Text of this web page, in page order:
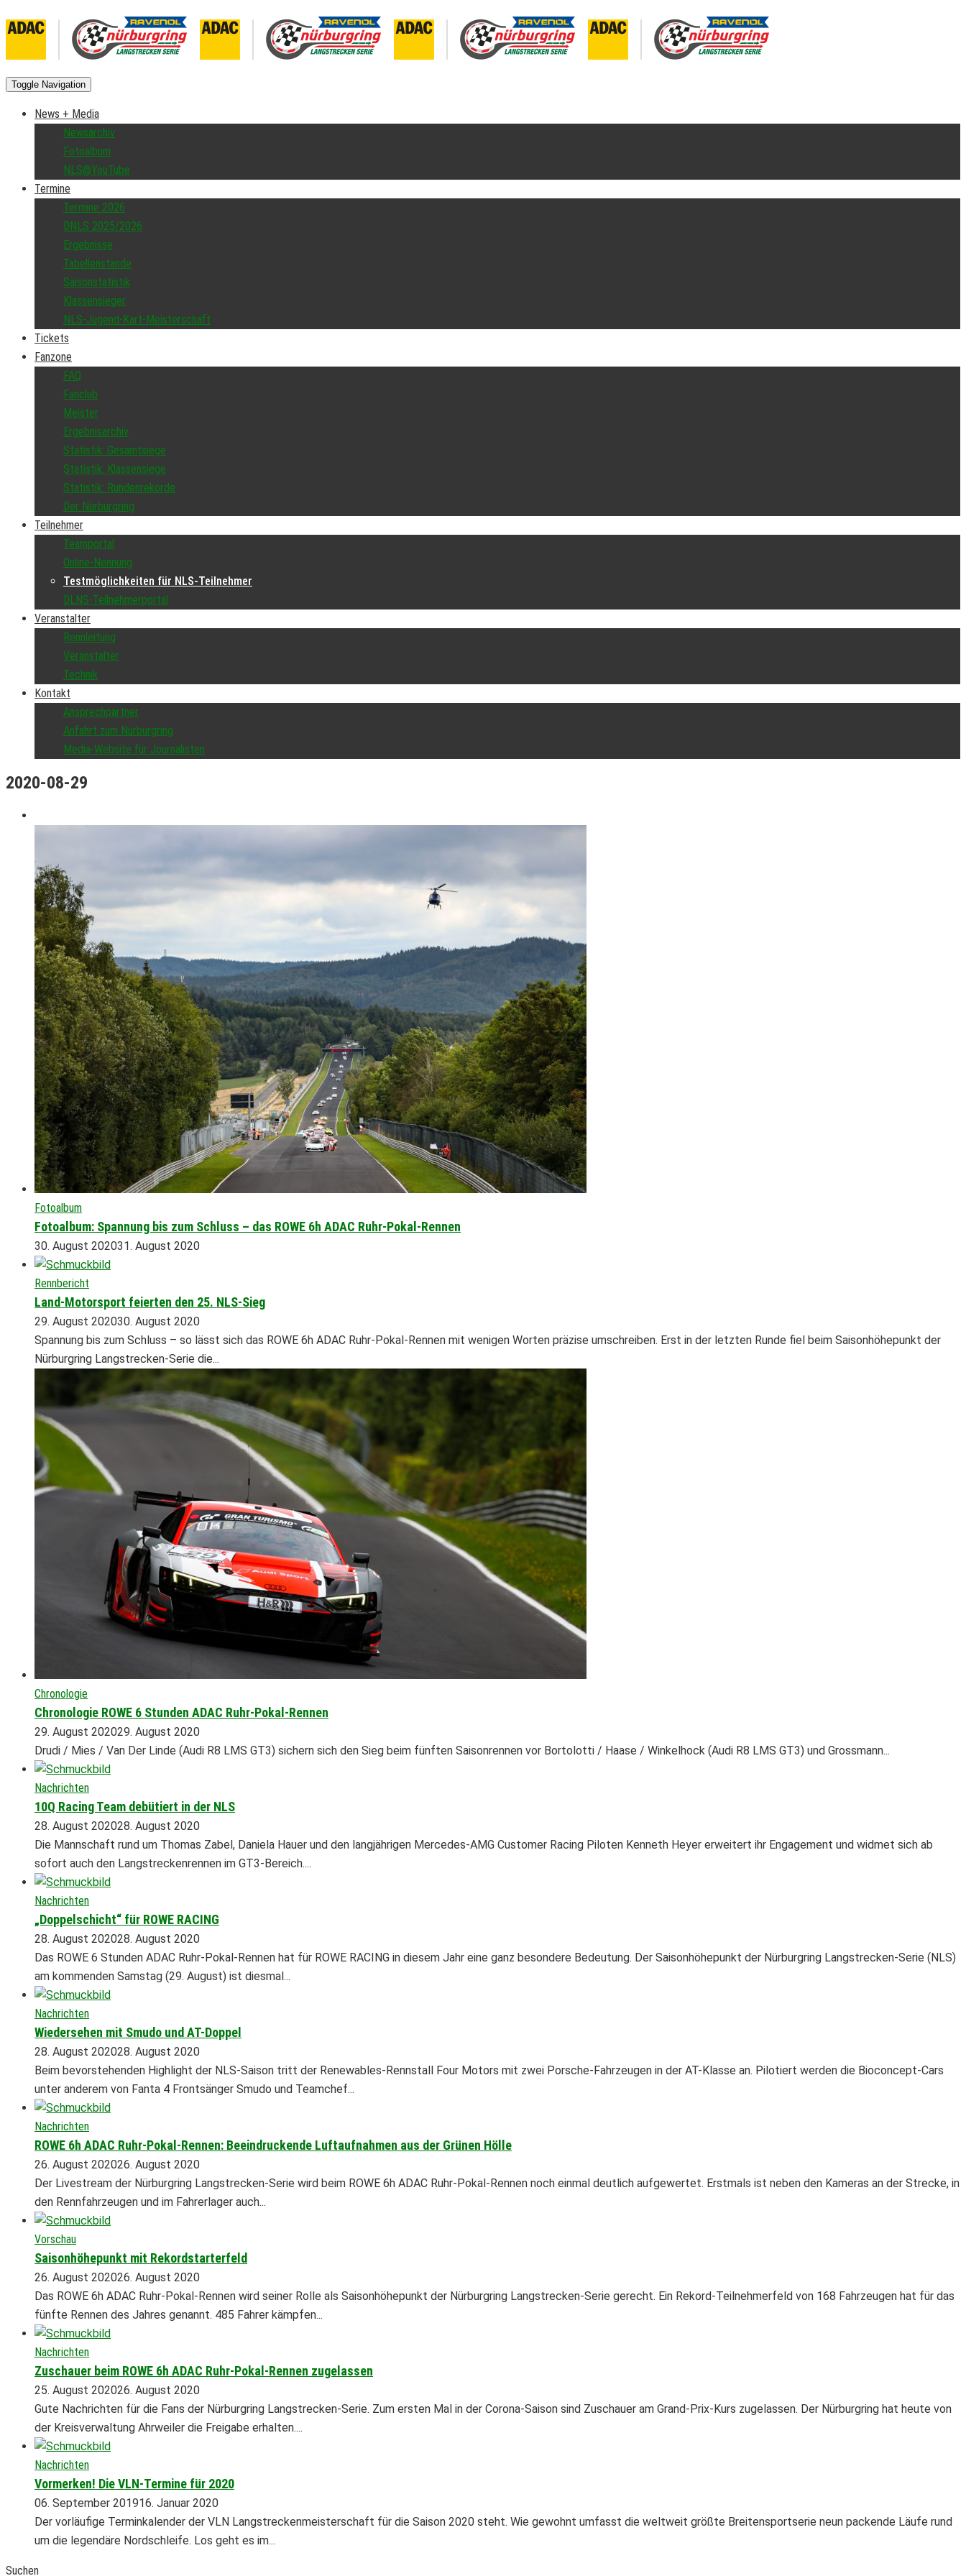
Toggle Navigation
News + Media
Newsarchiv
Fotoalbum
NLS@YouTube
Termine
Termine 2026
DNLS 2025/2026
Ergebnisse
Tabellenstände
Saisonstatistik
Klassensieger
NLS-Jugend-Kart-Meisterschaft
Tickets
Fanzone
FAQ
Fanclub
Meister
Ergebnisarchiv
Statistik: Gesamtsiege
Statistik: Klassensiege
Statistik: Rundenrekorde
Der Nürburgring
Teilnehmer
Teamportal
Online-Nennung
Testmöglichkeiten für NLS-Teilnehmer
DLNS-Teilnehmerportal
Veranstalter
Rennleitung
Veranstalter
Technik
Kontakt
Ansprechpartner
Anfahrt zum Nürburgring
Media-Website für Journalisten
2020-08-29
Fotoalbum
Fotoalbum: Spannung bis zum Schluss – das ROWE 6h ADAC Ruhr-Pokal-Rennen
30. August 202031. August 2020
Rennbericht
Land-Motorsport feierten den 25. NLS-Sieg
29. August 202030. August 2020
Spannung bis zum Schluss – so lässt sich das ROWE 6h ADAC Ruhr-Pokal-Rennen mit wenigen Worten präzise umschreiben. Erst in der letzten Runde fiel beim Saisonhöhepunkt der
Nürburgring Langstrecken-Serie die...
Chronologie
Chronologie ROWE 6 Stunden ADAC Ruhr-Pokal-Rennen
29. August 202029. August 2020
Drudi / Mies / Van Der Linde (Audi R8 LMS GT3) sichern sich den Sieg beim fünften Saisonrennen vor Bortolotti / Haase / Winkelhock (Audi R8 LMS GT3) und Grossmann...
Nachrichten
10Q Racing Team debütiert in der NLS
28. August 202028. August 2020
Die Mannschaft rund um Thomas Zabel, Daniela Hauer und den langjährigen Mercedes-AMG Customer Racing Piloten Kenneth Heyer erweitert ihr Engagement und widmet sich ab
sofort auch den Langstreckenrennen im GT3-Bereich....
Nachrichten
„Doppelschicht“ für ROWE RACING
28. August 202028. August 2020
Das ROWE 6 Stunden ADAC Ruhr-Pokal-Rennen hat für ROWE RACING in diesem Jahr eine ganz besondere Bedeutung. Der Saisonhöhepunkt der Nürburgring Langstrecken-Serie (NLS)
am kommenden Samstag (29. August) ist diesmal...
Nachrichten
Wiedersehen mit Smudo und AT-Doppel
28. August 202028. August 2020
Beim bevorstehenden Highlight der NLS-Saison tritt der Renewables-Rennstall Four Motors mit zwei Porsche-Fahrzeugen in der AT-Klasse an. Pilotiert werden die Bioconcept-Cars
unter anderem von Fanta 4 Frontsänger Smudo und Teamchef...
Nachrichten
ROWE 6h ADAC Ruhr-Pokal-Rennen: Beeindruckende Luftaufnahmen aus der Grünen Hölle
26. August 202026. August 2020
Der Livestream der Nürburgring Langstrecken-Serie wird beim ROWE 6h ADAC Ruhr-Pokal-Rennen noch einmal deutlich aufgewertet. Erstmals ist neben den Kameras an der Strecke, in
den Rennfahrzeugen und im Fahrerlager auch...
Vorschau
Saisonhöhepunkt mit Rekordstarterfeld
26. August 202026. August 2020
Das ROWE 6h ADAC Ruhr-Pokal-Rennen wird seiner Rolle als Saisonhöhepunkt der Nürburgring Langstrecken-Serie gerecht. Ein Rekord-Teilnehmerfeld von 168 Fahrzeugen hat für das
fünfte Rennen des Jahres genannt. 485 Fahrer kämpfen...
Nachrichten
Zuschauer beim ROWE 6h ADAC Ruhr-Pokal-Rennen zugelassen
25. August 202026. August 2020
Gute Nachrichten für die Fans der Nürburgring Langstrecken-Serie. Zum ersten Mal in der Corona-Saison sind Zuschauer am Grand-Prix-Kurs zugelassen. Der Nürburgring hat heute von
der Kreisverwaltung Ahrweiler die Freigabe erhalten....
Nachrichten
Vormerken! Die VLN-Termine für 2020
06. September 201916. Januar 2020
Der vorläufige Terminkalender der VLN Langstreckenmeisterschaft für die Saison 2020 steht. Wie gewohnt umfasst die weltweit größte Breitensportserie neun packende Läufe rund
um die legendäre Nordschleife. Los geht es im...
Suchen